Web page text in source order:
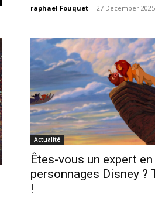
raphael Fouquet - 27 December 2025
Actualité
Êtes-vous un expert en
personnages Disney ?
!